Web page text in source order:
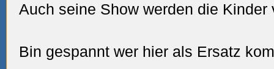
Auch seine Show werden die
Bin gespannt wer hier als Ersatz